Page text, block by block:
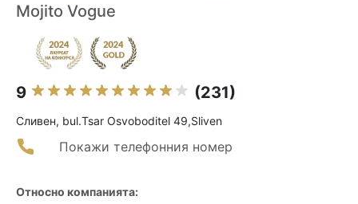
Mojito Vogue
9 (231)
Сливен, bul.Tsar Osvoboditel 49,Sliven
Покажи телефонния номер
Относно компанията: